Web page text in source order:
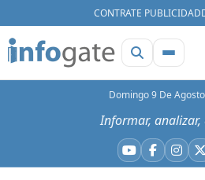
CONTRATE PUBLICIDAD
Domingo 9 De
Informar,
YouTube X